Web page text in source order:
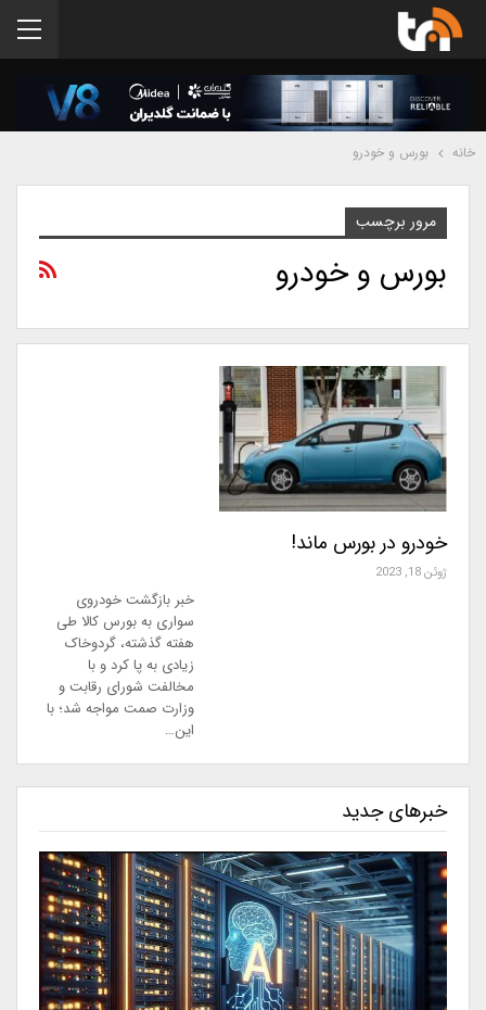
خانه بورس و خودرو
مرور برچسب
بورس و خودرو
خودرو در بورس ماند!
ژوئن 18, 2023
خبر بازگشت خودروی
سواری به بورس کالا طی
هفته گذشته، گردوخاک
زیادی به پا کرد و با
مخالفت شورای رقابت و
وزارت صمت مواجه شد؛ با
این…
خبرهای جدید